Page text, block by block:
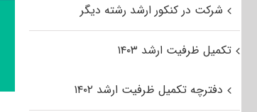
شرکت در کنکور ارشد رشته دیگر
تکمیل ظرفیت ارشد ۱۴۰۳
دفترچه تکمیل ظرفیت ارشد ۱۴۰۲